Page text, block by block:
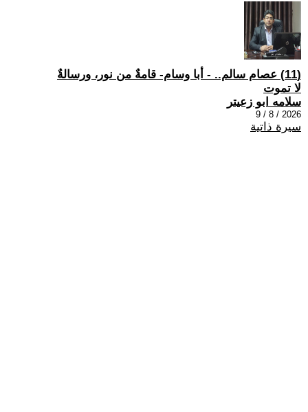
(11) عصام سالم.. - أبا وسام- قامةٌ من نور، ورسالةٌ
لا تموت
سلامه ابو زعيتر
2026 / 8 / 9
سيرة ذاتية